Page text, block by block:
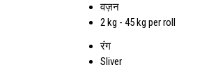
वज़न
2 kg - 45 kg per roll
रंग
Sliver